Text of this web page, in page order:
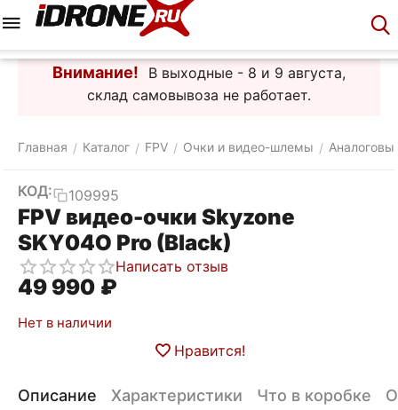
Внимание!
В выходные - 8 и 9 августа,
склад самовывоза не работает.
Главная / Каталог / FPV / Очки и видео-шлемы /
КОД: 109995
FPV видео-очки Skyzone
SKY04O Pro (Black)
Написать отзыв
49 990 ₽
Нет в наличии
Нравится!
Описание Характеристики Что в коробке
Корзина